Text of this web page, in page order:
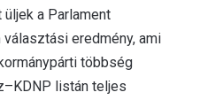
a Parlament
eredmény, ami
többség
listán teljes